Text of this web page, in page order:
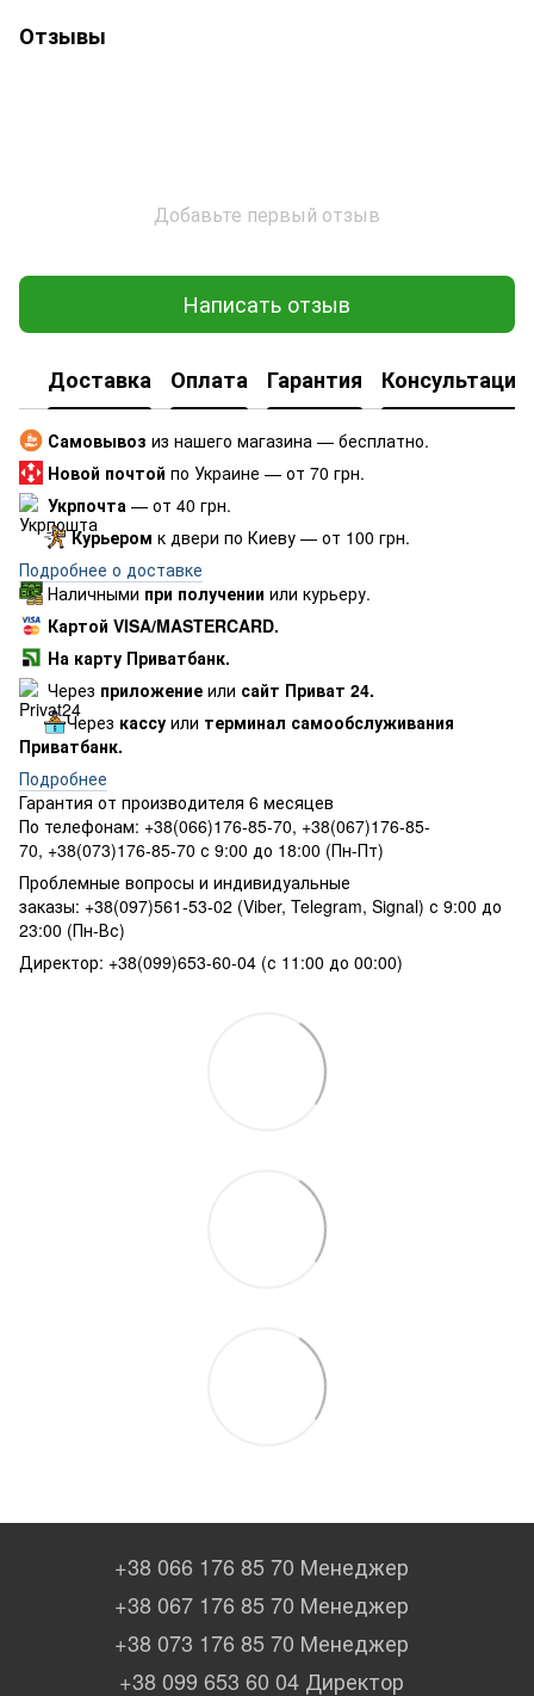
Отзывы
Добавьте первый отзыв
Написать отзыв
Доставка Оплата Гарантия Консультация
Самовывоз из нашего магазина — бесплатно.
Новой почтой по Украине — от 70 грн.
Укрпочта — от 40 грн.
Курьером к двери по Киеву — от 100 грн.
Подробнее о доставке
Наличными при получении или курьеру.
Картой VISA/MASTERCARD.
На карту Приватбанк.
Через приложение или сайт Приват 24.
Через кассу или терминал самообслуживания
Приватбанк.
Подробнее
Гарантия от производителя 6 месяцев
По телефонам: +38(066)176-85-70, +38(067)176-85-
70, +38(073)176-85-70 с 9:00 до 18:00 (Пн-Пт)
Проблемные вопросы и индивидуальные
заказы: +38(097)561-53-02 (Viber, Telegram, Signal) с 9:00 до
23:00 (Пн-Вс)
Директор: +38(099)653-60-04 (с 11:00 до 00:00)
+38 066 176 85 70 Менеджер
+38 067 176 85 70 Менеджер
+38 073 176 85 70 Менеджер
+38 099 653 60 04 Директор